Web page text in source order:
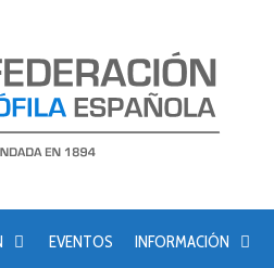
EVENTOS INFORMACIÓN